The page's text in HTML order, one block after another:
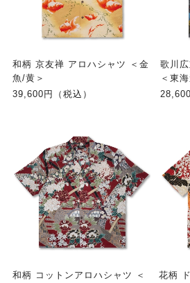
和柄 京友禅 アロハシャツ ＜金
魚/黄＞
39,600円（税込）
歌川
＜東
和柄 コットンアロハシャツ ＜
花柄